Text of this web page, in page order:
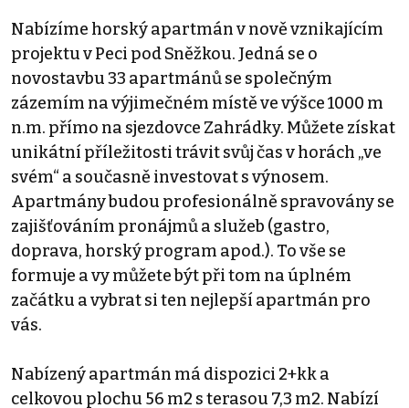
Nabízíme horský apartmán v nově vznikajícím
projektu v Peci pod Sněžkou. Jedná se o
novostavbu 33 apartmánů se společným
zázemím na výjimečném místě ve výšce 1000 m
n.m. přímo na sjezdovce Zahrádky. Můžete získat
unikátní příležitosti trávit svůj čas v horách „ve
svém“ a současně investovat s výnosem.
Apartmány budou profesionálně spravovány se
zajišťováním pronájmů a služeb (gastro,
doprava, horský program apod.). To vše se
formuje a vy můžete být při tom na úplném
začátku a vybrat si ten nejlepší apartmán pro
vás.
Nabízený apartmán má dispozici 2+kk a
celkovou plochu 56 m2 s terasou 7,3 m2. Nabízí